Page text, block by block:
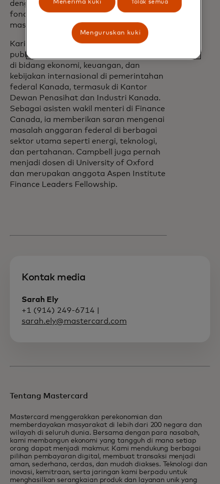
dengan pemerintah untuk membangun
fondasi bagi pertumbuhan dan inovasi di
masa depan dalam ekonomi global.
Kariernya yang luas di bidang pelayanan
publik mencakup peran eksekutif senior
di bidang ekonomi, keuangan, dan
kebijakan internasional di pemerintahan
federal Kanada, termasuk di Kantor
Dewan Penasihat dan Industri Kanada.
Sebagai asisten wakil menteri di Finance
Canada, ia memberikan saran mengenai
masalah anggaran federal di berbagai
sektor utama seperti energi, teknologi,
dan pertahanan. Campbell juga pernah
menjadi dosen di University of Oxford
dan merupakan anggota Aspen Institute
Finance Leaders Fellowship.
Kontak media
Sarah Ely
+1 (914) 249-6714 |
sarah.ely@mastercard.com
Tentang Mastercard
Mastercard menggerakkan perekonomian dan
memberdayakan masyarakat di lebih dari 200 negara dan
wilayah di seluruh dunia. Bersama dengan para nasabah,
kami membangun ekonomi yang tangguh di mana setiap
orang dapat menjadi makmur. Kami mendukung berbagai
pilihan pembayaran digital, membuat transaksi menjadi
aman, sederhana, cerdas, dan mudah diakses. Teknologi dan
inovasi, kemitraan, serta jaringan kami berpadu untuk
menghasilkan serangkaian produk dan layanan unik yang
Menerima kuki Tolak semua
Menguruskan kuki